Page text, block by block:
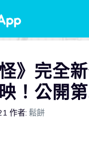
怪》完全
！公開
作者: 鬆餅